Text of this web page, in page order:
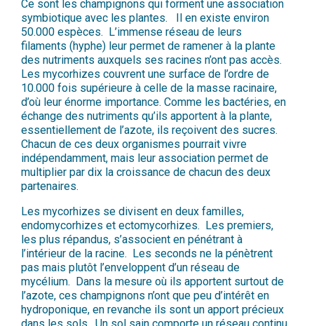
Ce sont les champignons qui forment une association
symbiotique avec les plantes. Il en existe environ
50.000 espèces. L’immense réseau de leurs
filaments (hyphe) leur permet de ramener à la plante
des nutriments auxquels ses racines n’ont pas accès.
Les mycorhizes couvrent une surface de l’ordre de
10.000 fois supérieure à celle de la masse racinaire,
d’où leur énorme importance. Comme les bactéries, en
échange des nutriments qu’ils apportent à la plante,
essentiellement de l’azote, ils reçoivent des sucres.
Chacun de ces deux organismes pourrait vivre
indépendamment, mais leur association permet de
multiplier par dix la croissance de chacun des deux
partenaires.
Les mycorhizes se divisent en deux familles,
endomycorhizes et ectomycorhizes. Les premiers,
les plus répandus, s’associent en pénétrant à
l’intérieur de la racine. Les seconds ne la pénètrent
pas mais plutôt l’enveloppent d’un réseau de
mycélium. Dans la mesure où ils apportent surtout de
l’azote, ces champignons n’ont que peu d’intérêt en
hydroponique, en revanche ils sont un apport précieux